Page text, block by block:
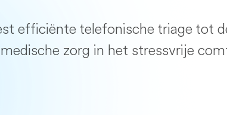
efficiënte telefonische triage tot
zorg in het stressvrije